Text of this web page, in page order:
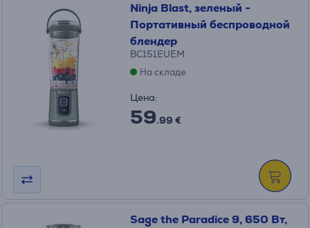
Ninja Blast, зеленый -
Портативный беспроводной
блендер
BC151EUEM
На складе
Цена:
59.99 €
Sage the Paradice 9, 650 Вт,